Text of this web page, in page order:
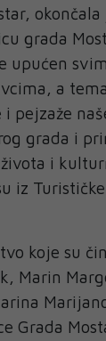
grada
upućen
a
pejzaže
grada i
i
iz
koje su
Marin
Grada